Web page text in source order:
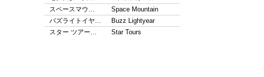
スペースマウ…
Space Mountain
バズライトイヤ…
Buzz Lightyear
スター ツアー…
Star Tours